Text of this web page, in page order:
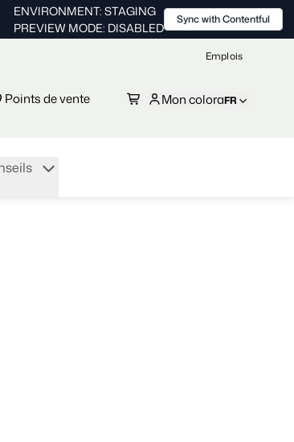
Emplois
Points de vente Mon coloraFR
ENVIRONMENT: STAGING
PREVIEW MODE: DISABLED
Sync with Contentful